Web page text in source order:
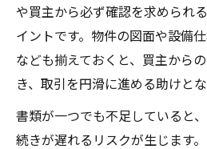
書類取得で困った時の
活用術
戸惑いやすい不動産売却
不動産売却で間違えや
迷いやすい不動産売却
や買主から必ず確認を求められ
イントです。物件の図面や設備
なども揃えておくと、買主から
き、取引を円滑に進める助けとな
書類が一つでも不足していると
続きが遅れるリスクが生じます